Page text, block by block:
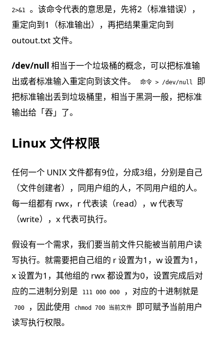
2>&1
。该命令代表的意思是，先将2（标准错误），
重定向到1（标准输出），再把结果重定向到
outout.txt 文件。
/dev/null 相当于一个垃圾桶的概念，可以把标准输
出或者标准输入重定向到该文件。
命令 > /dev/null
即
把标准输出丢到垃圾桶里，相当于黑洞一般，把标准
输出给「吞」了。
Linux 文件权限
任何一个 UNIX 文件都有9位，分成3组，分别是自己
（文件创建者），同用户组的人，不同用户组的人。
每一组都有 rwx，r 代表读（read），w 代表写
（write），x 代表可执行。
假设有一个需求，我们要当前文件只能被当前用户读
写执行。就需要把自己组的 r 设置为1，w 设置为1，
x 设置为1，其他组的 rwx 都设置为0，设置完成后对
应的二进制分别是
111 000 000 ，对应的十进制就是
700 ，因此使用 chmod 700 当前文件
即可赋予当前用户
读写执行权限。